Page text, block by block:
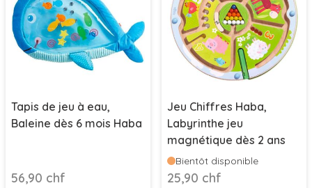
Tapis de jeu à eau,
Baleine dès 6 mois Haba
56,90 chf
Jeu Chiffres Haba,
Labyrinthe jeu
magnétique dès 2 ans
Bientôt disponible
25,90 chf